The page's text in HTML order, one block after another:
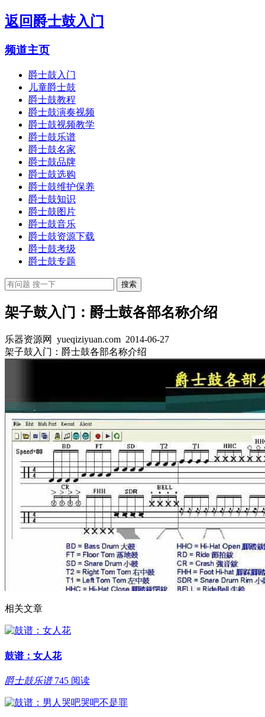
返回爵士鼓入门
频道主页
爵士鼓入门
儿童爵士鼓
爵士鼓教程
爵士鼓演奏视频
爵士鼓视频教学
爵士鼓乐谱
爵士鼓名家
爵士鼓品牌
爵士鼓选购
爵士鼓维护保养
爵士鼓知识
爵士鼓图片
爵士鼓音乐
爵士鼓资源下载
爵士鼓考级
爵士鼓专题
架子鼓入门：爵士鼓各部名称介绍
乐器资源网 yueqiziyuan.com 2014-06-27
架子鼓入门：爵士鼓各部名称介绍
相关文章
鼓谱：女人花
爵士鼓乐谱 745 阅读